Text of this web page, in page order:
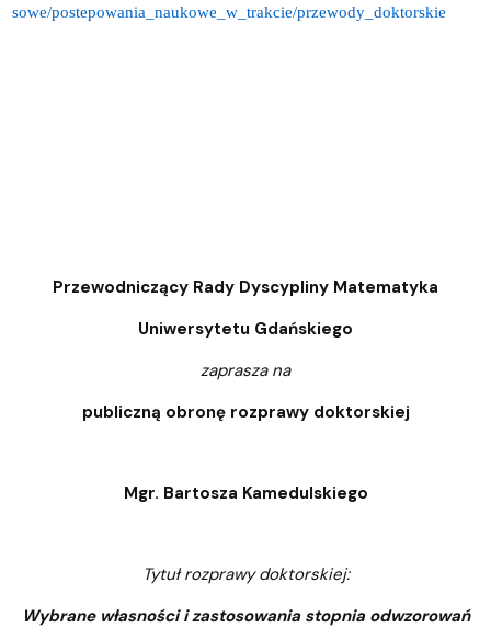
sowe/postepowania_naukowe_w_trakcie/przewody_doktorskie
Przewodniczący Rady Dyscypliny Matematyka
Uniwersytetu Gdańskiego
zaprasza na
publiczną obronę rozprawy doktorskiej
Mgr. Bartosza Kamedulskiego
Tytuł rozprawy doktorskiej:
Wybrane własności i zastosowania stopnia odwzorowań